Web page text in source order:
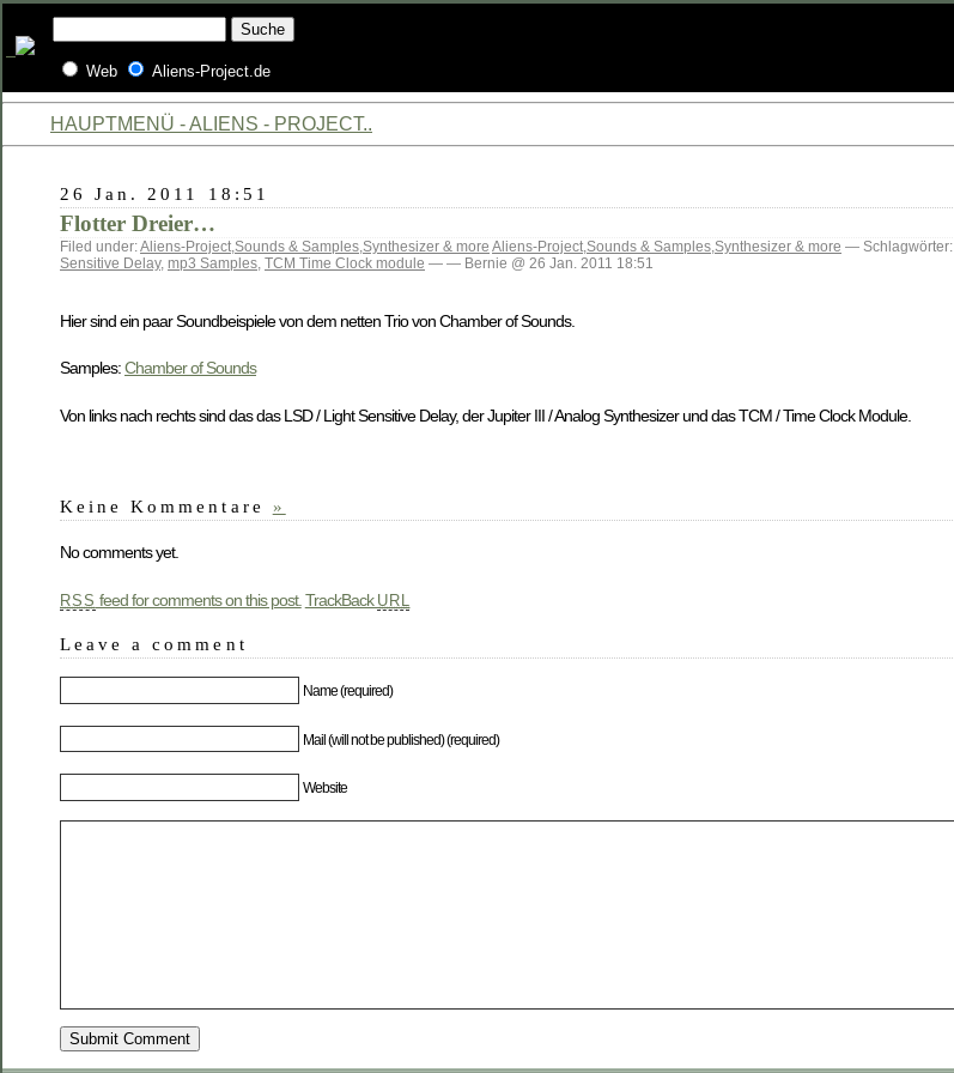
Web Aliens-Project.de
HAUPTMENÜ - ALIENS - PROJECT..
26 Jan. 2011 18:51
Flotter Dreier…
Filed under:Aliens-Project,Sounds & Samples,Synthesizer & more Aliens-Project,Sounds & Samples,Synthesizer & more — Schlagwörter:
Sensitive Delay, mp3 Samples, TCM Time Clock module — — Bernie @ 26 Jan. 2011 18:51
Hier sind ein paar Soundbeispiele von dem netten Trio von Chamber of Sounds.
Samples:Chamber of Sounds
Von links nach rechts sind das das LSD / Light Sensitive Delay, der Jupiter III / Analog Synthesizer und das TCM / Time Clock Module.
Keine Kommentare »
No comments yet.
RSS feed for comments on this post. TrackBack URL
Leave a comment
Name (required)
Mail (will not be published) (required)
Website